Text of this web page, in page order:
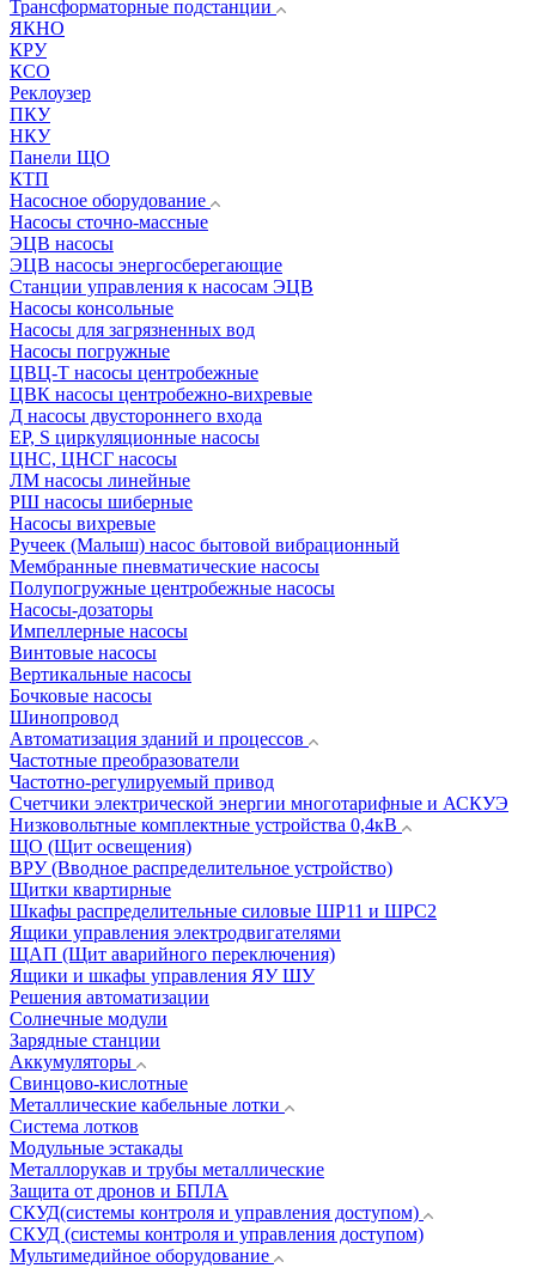
Трансформаторные подстанции
ЯКНО
КРУ
КСО
Реклоузер
ПКУ
НКУ
Панели ЩО
КТП
Насосное оборудование
Насосы сточно-массные
ЭЦВ насосы
ЭЦВ насосы энергосберегающие
Станции управления к насосам ЭЦВ
Насосы консольные
Насосы для загрязненных вод
Насосы погружные
ЦВЦ-Т насосы центробежные
ЦВК насосы центробежно-вихревые
Д насосы двустороннего входа
EP, S циркуляционные насосы
ЦНС, ЦНСГ насосы
ЛМ насосы линейные
РШ насосы шиберные
Насосы вихревые
Ручеек (Малыш) насос бытовой вибрационный
Мембранные пневматические насосы
Полупогружные центробежные насосы
Насосы-дозаторы
Импеллерные насосы
Винтовые насосы
Вертикальные насосы
Бочковые насосы
Шинопровод
Автоматизация зданий и процессов
Частотные преобразователи
Частотно-регулируемый привод
Счетчики электрической энергии многотарифные и АСКУЭ
Низковольтные комплектные устройства 0,4кВ
ЩО (Щит освещения)
ВРУ (Вводное распределительное устройство)
Щитки квартирные
Шкафы распределительные силовые ШР11 и ШРС2
Ящики управления электродвигателями
ЩАП (Щит аварийного переключения)
Ящики и шкафы управления ЯУ ШУ
Решения автоматизации
Солнечные модули
Зарядные станции
Аккумуляторы
Свинцово-кислотные
Металлические кабельные лотки
Система лотков
Модульные эстакады
Металлорукав и трубы металлические
Защита от дронов и БПЛА
СКУД(системы контроля и управления доступом)
СКУД (системы контроля и управления доступом)
Мультимедийное оборудование